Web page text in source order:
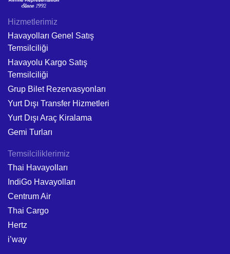
Hizmetlerimiz
Havayolları Genel Satış
Temsilciliği
Havayolu Kargo Satış
Temsilciliği
Grup Bilet Rezervasyonları
Yurt Dışı Transfer Hizmetleri
Yurt Dışı Araç Kiralama
Gemi Turları
Temsilciliklerimiz
Thai Havayolları
IndiGo Havayolları
Centrum Air
Thai Cargo
Hertz
i’way